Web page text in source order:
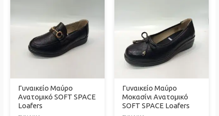
Γυναικείο Μαύρο
Ανατομικό SOFT SPACE
Loafers
Γυναικείο Μαύρο
Μοκασίνι Ανατομικό
SOFT SPACE Loafers